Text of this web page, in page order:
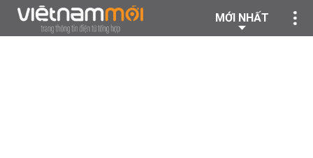
MỚI NHẤT